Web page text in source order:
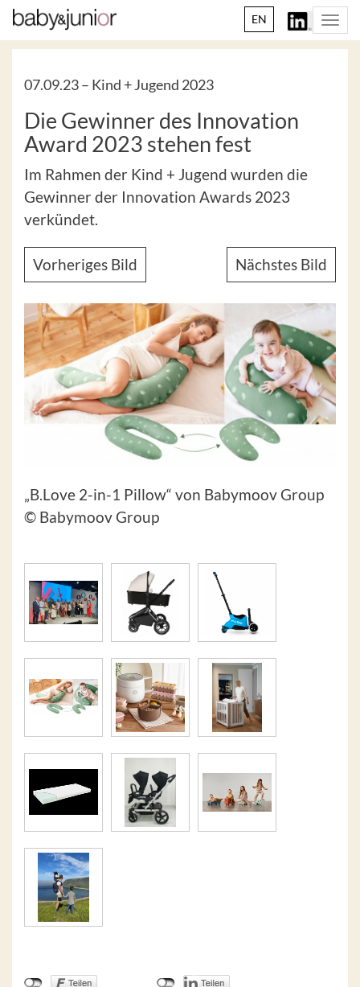
EN
07.09.23 – Kind + Jugend 2023
Die Gewinner des Innovation
Award 2023 stehen fest
Im Rahmen der Kind + Jugend wurden die
Gewinner der Innovation Awards 2023
verkündet.
Vorheriges Bild Nächstes Bild
„B.Love 2-in-1 Pillow“ von Babymoov Group
© Babymoov Group